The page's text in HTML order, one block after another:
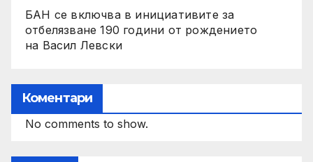
БАН се включва в инициативите за
отбелязване 190 години от рождението
на Васил Левски
Коментари
No comments to show.